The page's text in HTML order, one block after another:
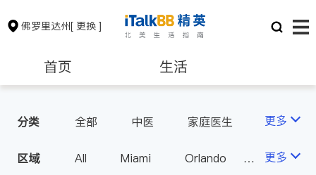
佛罗里达州[ 更换 ]
首页 生活
保险理财 房地产租售
分类 全部 中医
家庭医生
眼科
妇科
更多
区域 All Miami
Orlando
更多